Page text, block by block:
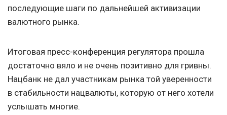
последующие шаги по дальнейшей активизации
валютного рынка.
Итоговая пресс-конференция регулятора прошла
достаточно вяло и не очень позитивно для гривны.
Нацбанк не дал участникам рынка той уверенности
в стабильности нацвалюты, которую от него хотели
услышать многие.